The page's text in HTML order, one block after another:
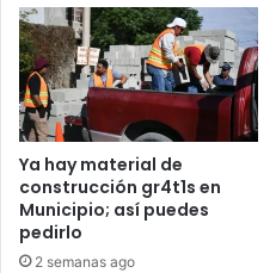
Ya hay material de
construcción gr4t1s en
Municipio; así puedes
pedirlo
2 semanas ago